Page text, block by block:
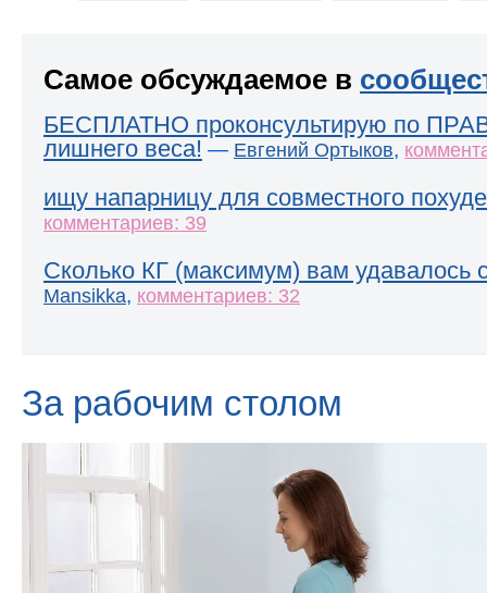
Самое обсуждаемое в
БЕСПЛАТНО проконсультирую по
лишнего веса! — Евгений Ортыков,
ищу напарницу для совместного
комментариев: 39
Сколько КГ (максимум) вам удавалось
Mansikka, комментариев: 32
За рабочим столом